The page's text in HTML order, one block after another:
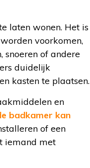
laten wonen. Het is
voorkomen,
snoeren of andere
duidelijk
kasten te plaatsen.
en
badkamer kan
of een
iemand met